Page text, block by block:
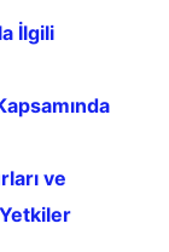
İlgili
ve
Yetkiler